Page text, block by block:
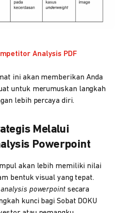
Analysis PDF
ini akan memberikan Anda
untuk merumuskan langkah
lebih percaya diri.
Melalui
Powerpoint
akan lebih memiliki nilai
bentuk visual yang tepat.
powerpointsecara
kunci bagi Sobat DOKU